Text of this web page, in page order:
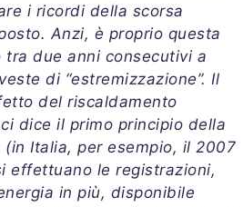
i ricordi della scorsa
Anzi, è proprio questa
due anni consecutivi a
di “estremizzazione”. Il
del riscaldamento
dice il primo principio della
Italia, per esempio, il 2007
effettuano le registrazioni,
in più, disponibile